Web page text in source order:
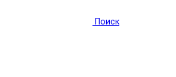
Поиск